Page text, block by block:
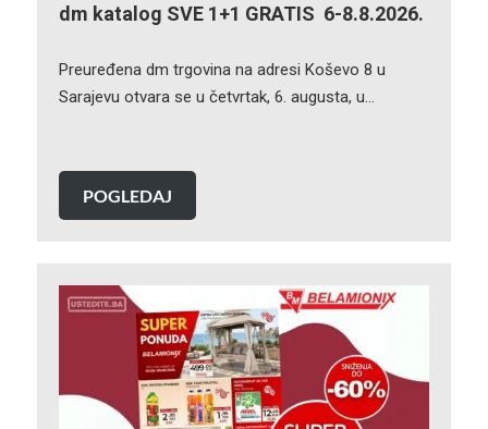
dm katalog SVE 1+1 GRATIS 6-8.8.2026.
Preuređena dm trgovina na adresi Koševo 8 u
Sarajevu otvara se u četvrtak, 6. augusta, u…
POGLEDAJ